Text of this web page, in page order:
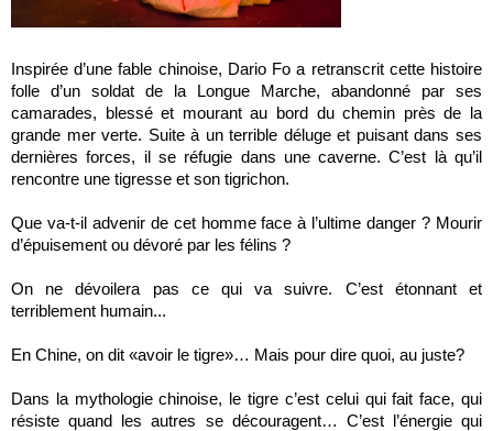
Inspirée d’une fable chinoise, Dario Fo a retranscrit cette histoire
folle d’un soldat de la Longue Marche, abandonné par ses
camarades, blessé et mourant au bord du chemin près de la
grande mer verte. Suite à un terrible déluge et puisant dans ses
dernières forces, il se réfugie dans une caverne. C’est là qu’il
rencontre une tigresse et son tigrichon.
Que va-t-il advenir de cet homme face à l’ultime danger ? Mourir
d’épuisement ou dévoré par les félins ?
On ne dévoilera pas ce qui va suivre. C’est étonnant et
terriblement humain...
En Chine, on dit «avoir le tigre»… Mais pour dire quoi, au juste?
Dans la mythologie chinoise, le tigre c’est celui qui fait face, qui
résiste quand les autres se découragent… C’est l’énergie qui